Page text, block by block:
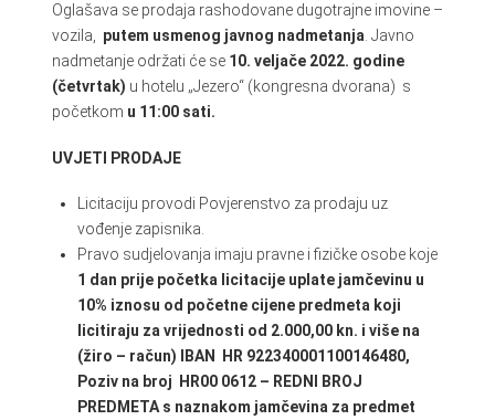
Oglašava se prodaja rashodovane dugotrajne imovine –
vozila, putem usmenog javnog nadmetanja. Javno
nadmetanje održati će se 10. veljače 2022. godine
(četvrtak) u hotelu „Jezero“ (kongresna dvorana) s
početkom u 11:00 sati.
UVJETI PRODAJE
Licitaciju provodi Povjerenstvo za prodaju uz
vođenje zapisnika.
Pravo sudjelovanja imaju pravne i fizičke osobe koje
1 dan prije početka licitacije uplate jamčevinu u
10% iznosu od početne cijene predmeta koji
licitiraju za vrijednosti od 2.000,00 kn. i više na
(žiro – račun) IBAN HR 922340001100146480,
Poziv na broj HR00 0612 – REDNI BROJ
PREDMETA s naznakom jamčevina za predmet